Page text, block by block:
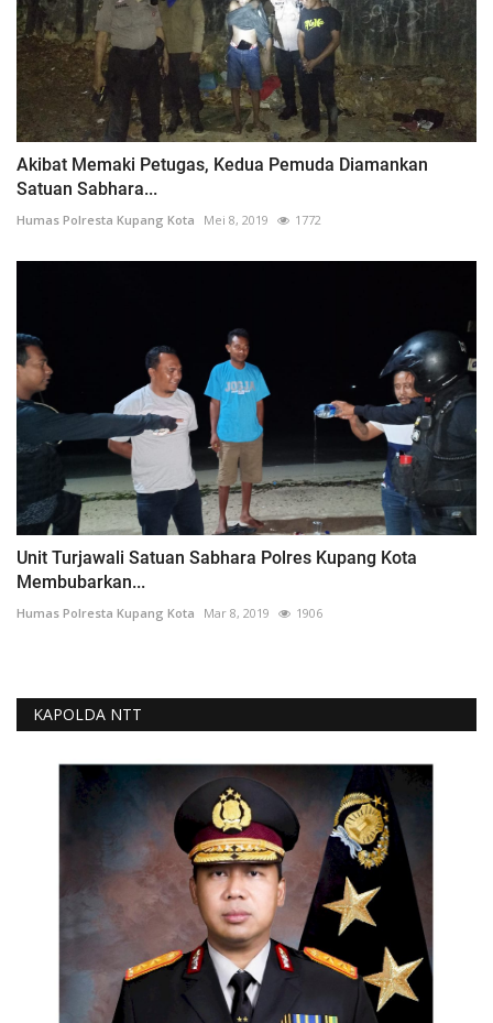
Akibat Memaki Petugas, Kedua Pemuda Diamankan
Satuan Sabhara...
Humas Polresta Kupang Kota Mei 8, 2019 1772
Unit Turjawali Satuan Sabhara Polres Kupang Kota
Membubarkan...
Humas Polresta Kupang Kota Mar 8, 2019 1906
KAPOLDA NTT